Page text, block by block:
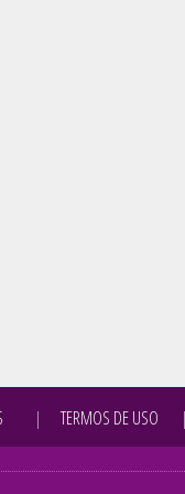
TERMOS DE USO